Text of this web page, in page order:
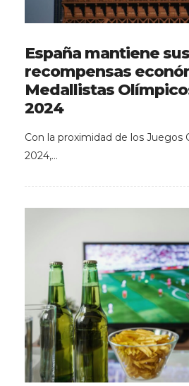
España mantiene sus
recompensas
Medallistas
2024
Con la proximidad de los Juegos
2024,…